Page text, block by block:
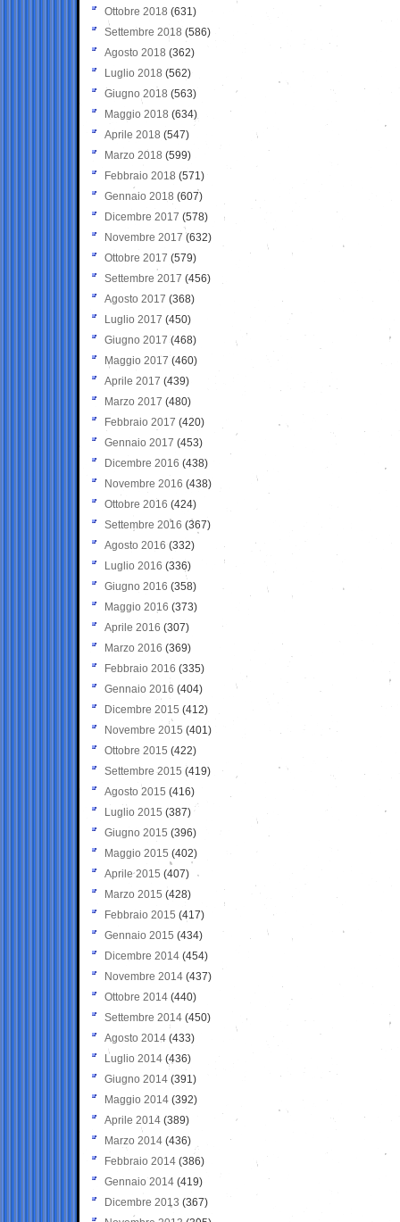
Ottobre 2018 (631)
Settembre 2018 (586)
Agosto 2018 (362)
Luglio 2018 (562)
Giugno 2018 (563)
Maggio 2018 (634)
Aprile 2018 (547)
Marzo 2018 (599)
Febbraio 2018 (571)
Gennaio 2018 (607)
Dicembre 2017 (578)
Novembre 2017 (632)
Ottobre 2017 (579)
Settembre 2017 (456)
Agosto 2017 (368)
Luglio 2017 (450)
Giugno 2017 (468)
Maggio 2017 (460)
Aprile 2017 (439)
Marzo 2017 (480)
Febbraio 2017 (420)
Gennaio 2017 (453)
Dicembre 2016 (438)
Novembre 2016 (438)
Ottobre 2016 (424)
Settembre 2016 (367)
Agosto 2016 (332)
Luglio 2016 (336)
Giugno 2016 (358)
Maggio 2016 (373)
Aprile 2016 (307)
Marzo 2016 (369)
Febbraio 2016 (335)
Gennaio 2016 (404)
Dicembre 2015 (412)
Novembre 2015 (401)
Ottobre 2015 (422)
Settembre 2015 (419)
Agosto 2015 (416)
Luglio 2015 (387)
Giugno 2015 (396)
Maggio 2015 (402)
Aprile 2015 (407)
Marzo 2015 (428)
Febbraio 2015 (417)
Gennaio 2015 (434)
Dicembre 2014 (454)
Novembre 2014 (437)
Ottobre 2014 (440)
Settembre 2014 (450)
Agosto 2014 (433)
Luglio 2014 (436)
Giugno 2014 (391)
Maggio 2014 (392)
Aprile 2014 (389)
Marzo 2014 (436)
Febbraio 2014 (386)
Gennaio 2014 (419)
Dicembre 2013 (367)